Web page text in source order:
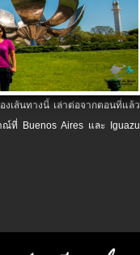
เส้นทางนี้ เล่าต่อจากตอนที่แล้ว
ณ์ที่ Buenos Aires และ Iguazu